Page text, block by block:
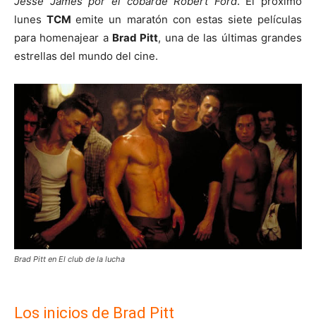
lunesTCMemite un maratón con estas siete películas
para homenajear a Brad Pitt, una de las últimas grandes
estrellas del mundo del cine.
Brad Pitt en El club de la lucha
Los inicios de Brad Pitt